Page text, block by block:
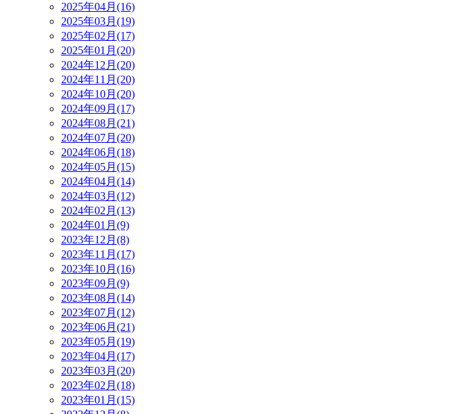
2025年04月(16)
2025年03月(19)
2025年02月(17)
2025年01月(20)
2024年12月(20)
2024年11月(20)
2024年10月(20)
2024年09月(17)
2024年08月(21)
2024年07月(20)
2024年06月(18)
2024年05月(15)
2024年04月(14)
2024年03月(12)
2024年02月(13)
2024年01月(9)
2023年12月(8)
2023年11月(17)
2023年10月(16)
2023年09月(9)
2023年08月(14)
2023年07月(12)
2023年06月(21)
2023年05月(19)
2023年04月(17)
2023年03月(20)
2023年02月(18)
2023年01月(15)